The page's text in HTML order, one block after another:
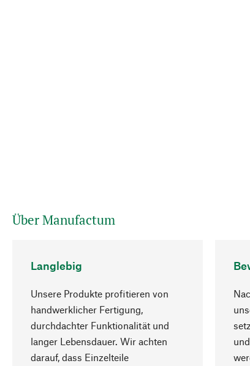
Über Manufactum
Langlebig
Unsere Produkte profitieren von
handwerklicher Fertigung,
durchdachter Funktionalität und
langer Lebensdauer. Wir achten
darauf, dass Einzelteile